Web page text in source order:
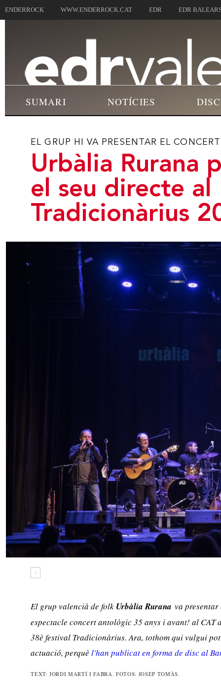
ENDERROCK WWW.ENDERROCK.CAT EDR EDR
SUMARI NOTÍCIES
EL GRUP HI VA PRESENTAR EL
Urbàlia Rurana
el seu directe al
Tradicionàrius
1
El grup valencià de folk Urbàlia Rurana va presentar
espectacle concert antològic35 anys i avant! al CAT
38è festival Tradicionàrius. Ara, tothom qui vulgui
actuació, perquèl'han publicat en forma de disc al
TEXT: JORDI MARTÍ I FABRA. FOTOS: JOSEP TOMÀS.